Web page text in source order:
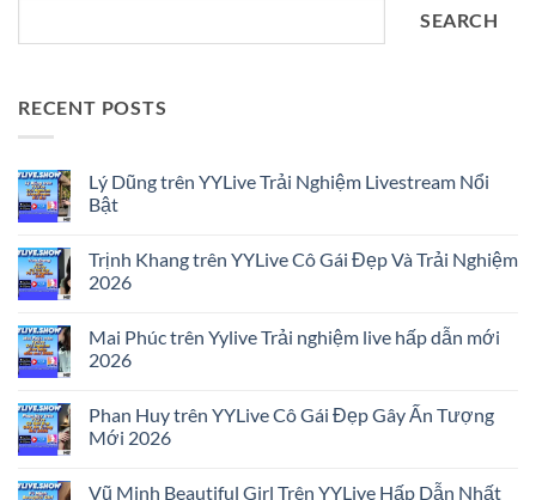
SEARCH
RECENT POSTS
Lý Dũng trên YYLive Trải Nghiệm Livestream Nổi
Bật
on
Lý
Dũng
Trải
Nghiệm
Livestream
Trịnh Khang trên YYLive Cô Gái Đẹp Và Trải Nghiệm
2026
on
Trịnh
Khang
Cô
Gái
Đẹp
Nghiệm
Mai Phúc trên Yylive Trải nghiệm live hấp dẫn mới
2026
on
Mai
Phúc
Trải
Phan Huy trên YYLive Cô Gái Đẹp Gây Ấn Tượng
Mới 2026
on
Vũ Minh Beautiful Girl Trên YYLive Hấp Dẫn Nhất